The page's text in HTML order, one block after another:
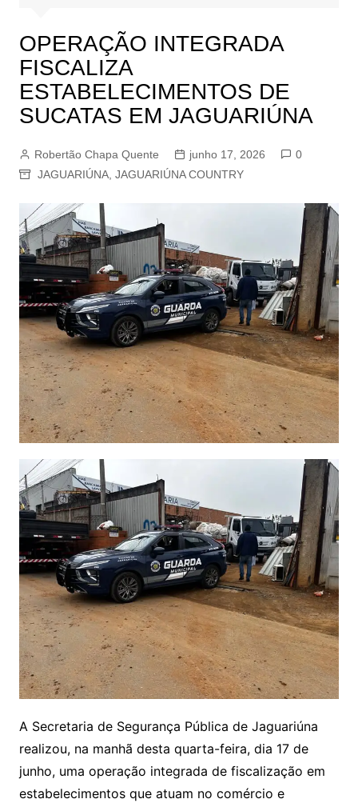
OPERAÇÃO INTEGRADA
FISCALIZA
ESTABELECIMENTOS DE
SUCATAS EM JAGUARIÚNA
Robertão Chapa Quente junho 17, 2026
0
JAGUARIÚNA, JAGUARIÚNA COUNTRY
A Secretaria de Segurança Pública de Jaguariúna
realizou, na manhã desta quarta-feira, dia 17 de
junho, uma operação integrada de fiscalização em
estabelecimentos que atuam no comércio e